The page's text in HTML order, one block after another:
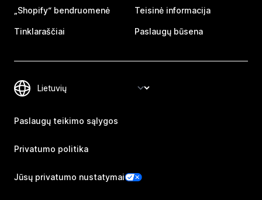
„Shopify“ bendruomenė
Tinklaraščiai
Teisinė informacija
Paslaugų būsena
Paslaugų teikimo sąlygos
Privatumo politika
Jūsų privatumo nustatymai